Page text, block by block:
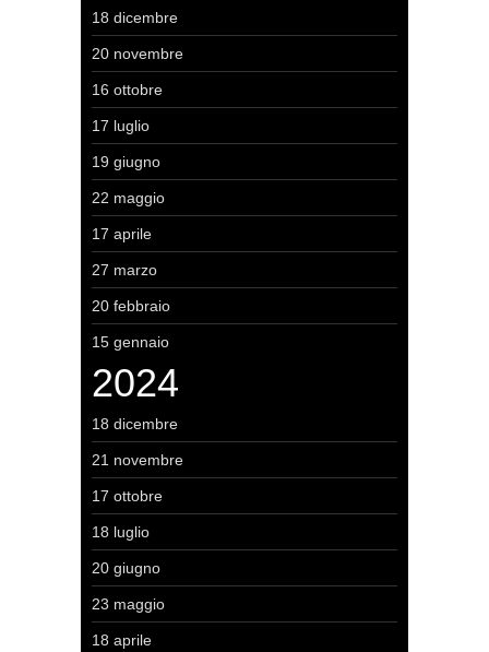
18 dicembre
20 novembre
16 ottobre
17 luglio
19 giugno
22 maggio
17 aprile
27 marzo
20 febbraio
15 gennaio
2024
18 dicembre
21 novembre
17 ottobre
18 luglio
20 giugno
23 maggio
18 aprile